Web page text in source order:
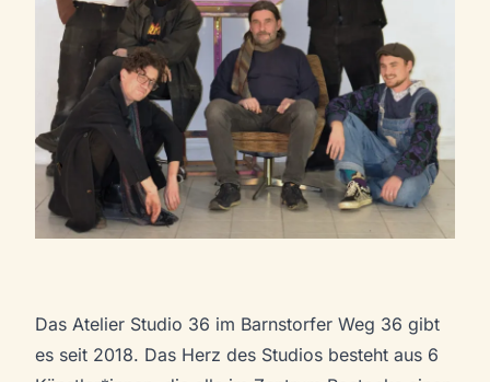
Das Atelier Studio 36 im Barnstorfer Weg 36 gibt
es seit 2018. Das Herz des Studios besteht aus 6